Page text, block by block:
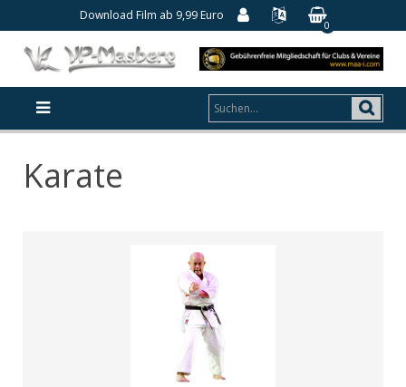
Download Film ab 9,99 Euro
0
Karate